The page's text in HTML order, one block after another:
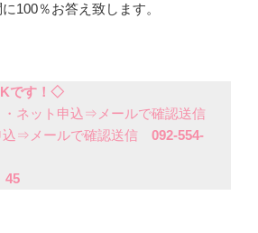
100％お答え致します。
です！◇
・ネット申込⇒メールで確認送信
込⇒メールで確認送信 092-554-
45